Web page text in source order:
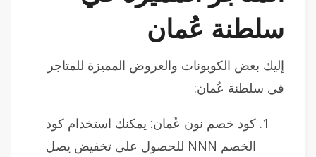
سلطنة عُمان
إليك بعض الكوبونات والعروض المميزة للمتاجر
في سلطنة عُمان:
كود خصم نون عُمان: يمكنك استخدام كود
الخصم NNN للحصول على تخفيض يصل